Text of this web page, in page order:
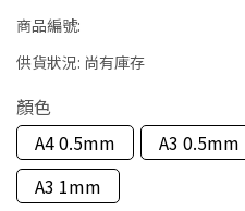
商品編號:
供貨狀況: 尚有庫存
顏色
A4 0.5mm
A3 0.5mm
A3 1mm